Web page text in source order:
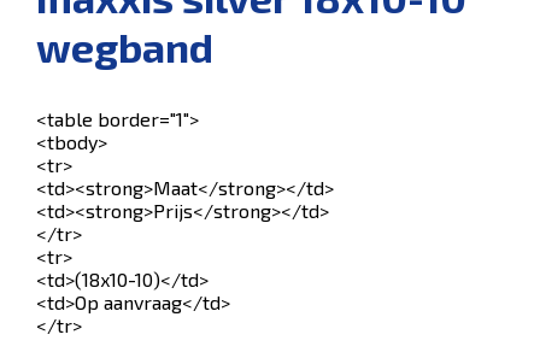
wegband
<table border="1">
<tbody>
<tr>
<td><strong>Maat</strong></td>
<td><strong>Prijs</strong></td>
</tr>
<tr>
<td>(18x10-10)</td>
<td>Op aanvraag</td>
</tr>